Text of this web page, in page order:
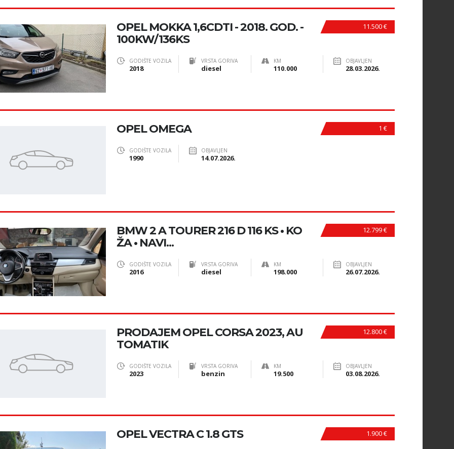
11.500 €
OPEL MOKKA 1,6CDTI - 2018. GOD. -
100KW/136KS
GODIŠTE VOZILA
2018
VRSTA GORIVA
diesel
KM
110.000
OBJAVLJEN
28.03.2026.
1 €
OPEL OMEGA
GODIŠTE VOZILA
1990
OBJAVLJEN
14.07.2026.
12.799 €
BMW 2 A TOURER 216 D 116 KS • KO
ŽA • NAVI...
GODIŠTE VOZILA
2016
VRSTA GORIVA
diesel
KM
198.000
OBJAVLJEN
26.07.2026.
12.800 €
PRODAJEM OPEL CORSA 2023, AU
TOMATIK
GODIŠTE VOZILA
2023
VRSTA GORIVA
benzin
KM
19.500
OBJAVLJEN
03.08.2026.
1.900 €
OPEL VECTRA C 1.8 GTS